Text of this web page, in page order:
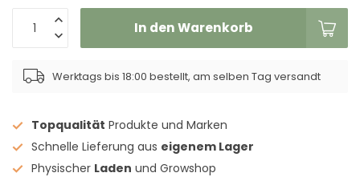
In den Warenkorb
Werktags bis 18:00 bestellt, am selben Tag versandt
Topqualität Produkte und Marken
Schnelle Lieferung aus eigenem Lager
Physischer Laden und Growshop